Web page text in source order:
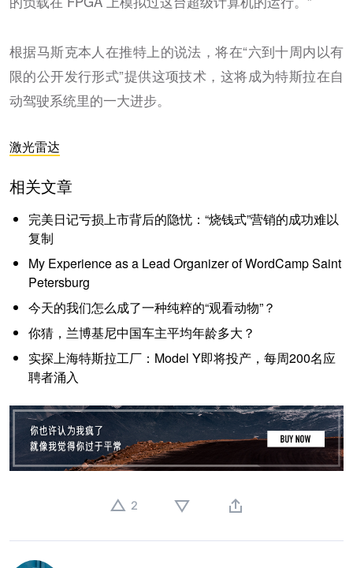
根据马斯克本人在推特上的说法，将在“六到十周内以有
限的公开发行形式”提供这项技术，这将成为特斯拉在自
动驾驶系统里的一大进步。
激光雷达
相关文章
完美日记亏损上市背后的隐忧：“烧钱式”营销的成功难以
复制
My Experience as a Lead Organizer of WordCamp Saint
Petersburg
今天的我们怎么成了一种纯粹的“观看动物”？
你猜，兰博基尼中国车主平均年龄多大？
实探上海特斯拉工厂：Model Y即将投产，每周200名应
聘者涌入
2